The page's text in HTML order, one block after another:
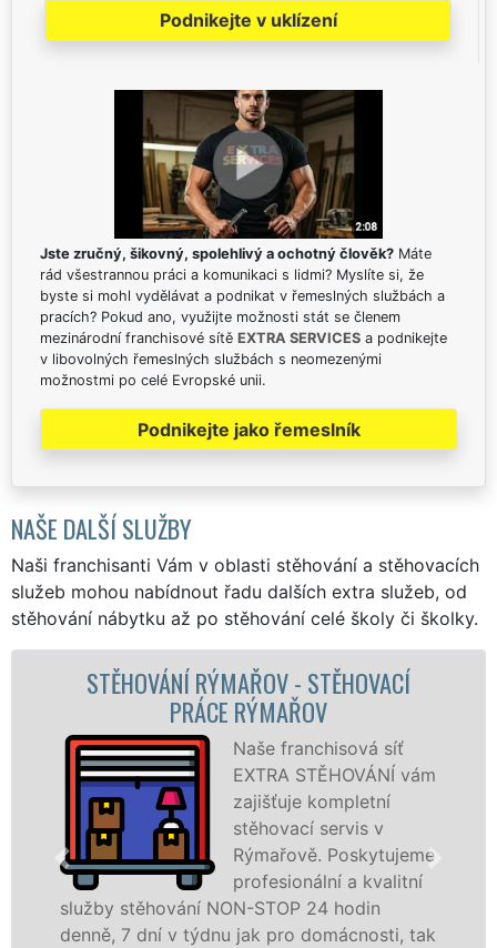
Podnikejte v uklízení
Jste zručný, šikovný, spolehlivý a ochotný člověk? Máte
rád všestrannou práci a komunikaci s lidmi? Myslíte si, že
byste si mohl vydělávat a podnikat v řemeslných službách a
pracích? Pokud ano, využijte možnosti stát se členem
mezinárodní franchisové sítě EXTRA SERVICES a podnikejte
v libovolných řemeslných službách s neomezenými
možnostmi po celé Evropské unii.
Podnikejte jako řemeslník
NAŠE DALŠÍ SLUŽBY
Naši franchisanti Vám v oblasti stěhování a stěhovacích
služeb mohou nabídnout řadu dalších extra služeb, od
stěhování nábytku až po stěhování celé školy či školky.
vám
kvalitní
tak
STĚHOVACÍ SLUŽBA
STĚHOVACÍ FIRMA
stěhovací
speciální
technikou.
služby zajišťujeme domácnostem i
celém okresu Bruntál se zárukou